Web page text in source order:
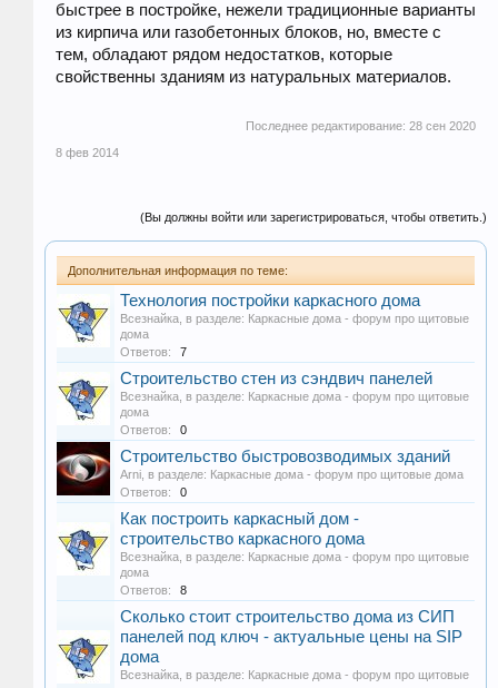
быстрее в постройке, нежели традиционные варианты
из кирпича или газобетонных блоков, но, вместе с
тем, обладают рядом недостатков, которые
свойственны зданиям из натуральных материалов.
Последнее редактирование: 28 сен 2020
8 фев 2014
(Вы должны войти или зарегистрироваться, чтобы ответить.)
Дополнительная информация по теме:
Технология постройки каркасного дома
Всезнайка , в разделе: Каркасные дома - форум про щитовые
дома
Ответов:
7
Строительство стен из сэндвич панелей
Всезнайка , в разделе: Каркасные дома - форум про щитовые
дома
Ответов:
0
Строительство быстровозводимых зданий
Arni , в разделе: Каркасные дома - форум про щитовые дома
Ответов:
0
Как построить каркасный дом -
строительство каркасного дома
Всезнайка , в разделе: Каркасные дома - форум про щитовые
дома
Ответов:
8
Сколько стоит строительство дома из СИП
панелей под ключ - актуальные цены на SIP
дома
Всезнайка , в разделе: Каркасные дома - форум про щитовые